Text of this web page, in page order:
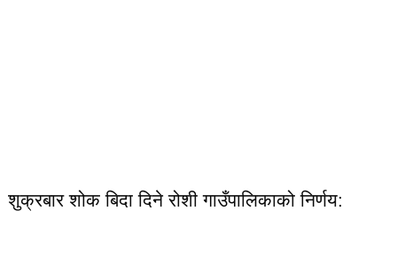
शुक्रबार शोक बिदा दिने रोशी गाउँपालिकाको निर्णय: